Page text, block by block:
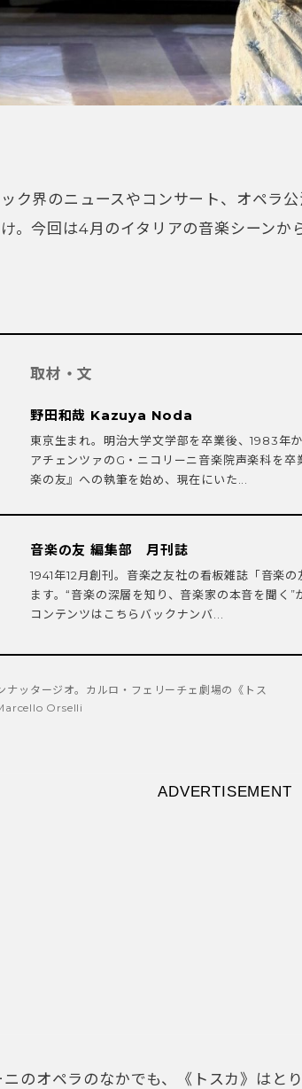
ク界のニュースやコンサート、オペラ
。今回は4月のイタリアの音楽シーンか
取材・文
野田和哉 Kazuya Noda
東京生まれ。明治大学文学部を卒業後、1983年
アチェンツァのG・ニコリーニ音楽院声楽科を
楽の友』への執筆を始め、現在にいた...
音楽の友 編集部 月刊誌
1941年12月創刊。音楽之友社の看板雑誌「音楽
ます。“音楽の深層を知り、音楽家の本音を聞く”
コンテンツはこちらバックナンバ...
ナッタージオ。カルロ・フェリーチェ劇場の《トス
Orselli
ADVERTISEMENT
ニのオペラのなかでも、《トスカ》はと